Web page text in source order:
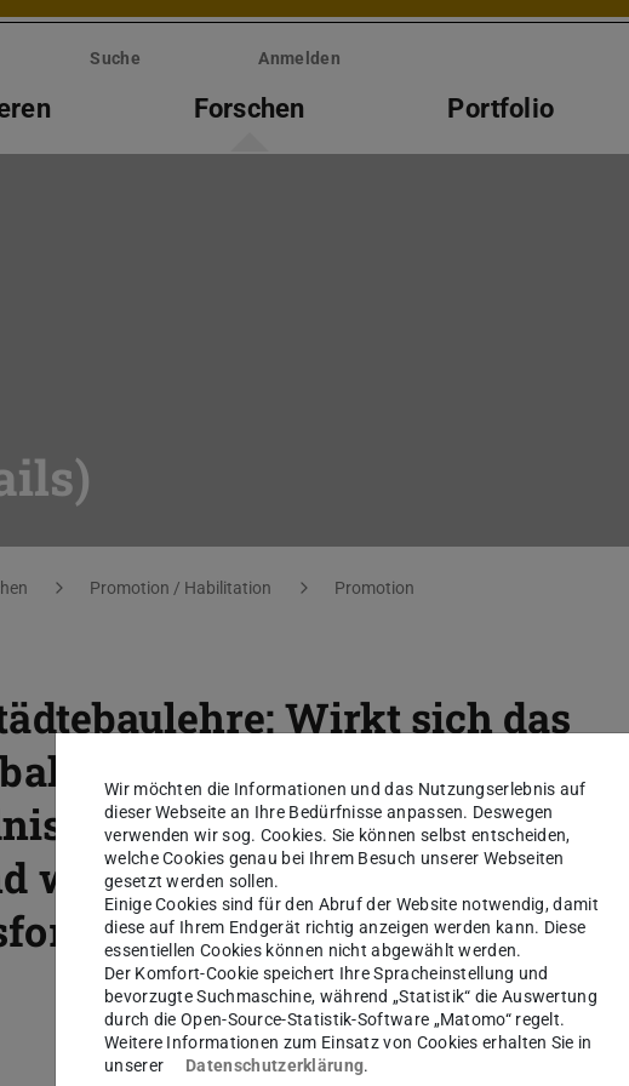
Suche Anmelden
Forschen Portfolio
Promotion / Habilitation Promotion
Wirkt sich das
Krisen veränderte
auf die Städtebaulehre an der
werden Studierende auf
ausreichend
Wir möchten die Informationen und das Nutzungserlebnis auf
dieser Webseite an Ihre Bedürfnisse anpassen. Deswegen
verwenden wir sog. Cookies. Sie können selbst entscheiden,
welche Cookies genau bei Ihrem Besuch unserer Webseiten
gesetzt werden sollen.
Einige Cookies sind für den Abruf der Website notwendig, damit
diese auf Ihrem Endgerät richtig anzeigen werden kann. Diese
essentiellen Cookies können nicht abgewählt werden.
Der Komfort-Cookie speichert Ihre Spracheinstellung und
bevorzugte Suchmaschine, während „Statistik“ die Auswertung
durch die Open-Source-Statistik-Software „Matomo“ regelt.
Weitere Informationen zum Einsatz von Cookies erhalten Sie in
unserer
Datenschutzerklärung.